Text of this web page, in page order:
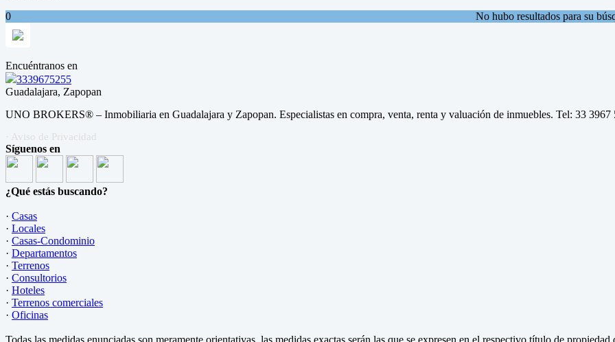
No hubo resultados para su
0
Encuéntranos en
3339675255
Guadalajara, Zapopan
UNO BROKERS® – Inmobiliaria en Guadalajara y Zapopan. Especialistas en compra, venta, renta y valuación de inmuebles. Tel: 33 3967
· Aviso de Privacidad
Síguenos en
¿Qué estás buscando?
· Casas
· Locales
· Casas-Condominio
· Departamentos
· Terrenos
· Consultorios
· Hoteles
· Terrenos comerciales
· Oficinas